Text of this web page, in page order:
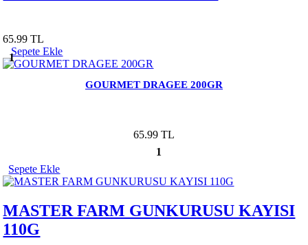
65.99 TL
1
Sepete Ekle
GOURMET DRAGEE 200GR
65.99 TL
1
Sepete Ekle
MASTER FARM GUNKURUSU KAYISI
110G